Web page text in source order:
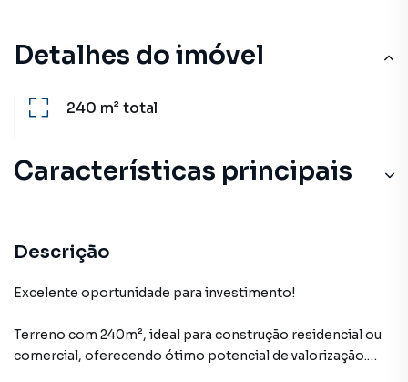
Detalhes do imóvel
240 m²total
Características principais
Descrição
Excelente oportunidade para investimento!
Terreno com 240m², ideal para construção residencial ou
comercial, oferecendo ótimo potencial de valorização.